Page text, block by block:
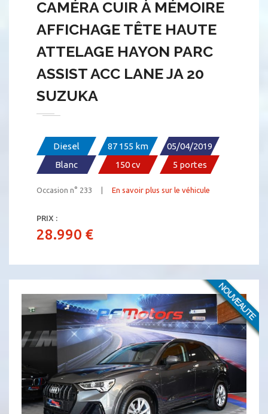
CAMÉRA CUIR À MÉMOIRE
AFFICHAGE TÊTE HAUTE
ATTELAGE HAYON PARC
ASSIST ACC LANE JA 20
SUZUKA
Diesel 87 155 km
05/04/2019
Blanc
150 cv 5 portes
Occasion n° 233 | En savoir plus sur le véhicule
PRIX :
28.990 €